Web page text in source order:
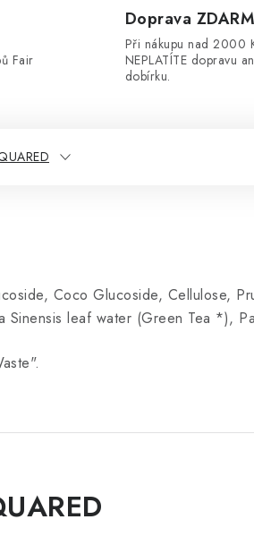
Fair
Doprava
Při nákupu nad 2000
NEPLATÍTE dopravu
dobírku.
Coco Glucoside, Cellulose,
Sinensis leaf water (Green Tea *),